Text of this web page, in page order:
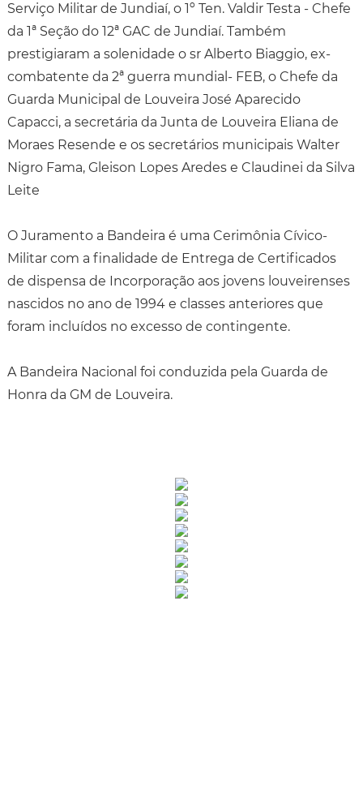
Serviço Militar de Jundiaí, o 1º Ten. Valdir Testa - Chefe
da 1ª Seção do 12ª GAC de Jundiaí. Também
prestigiaram a solenidade o sr Alberto Biaggio, ex-
combatente da 2ª guerra mundial- FEB, o Chefe da
Guarda Municipal de Louveira José Aparecido
Capacci, a secretária da Junta de Louveira Eliana de
Moraes Resende e os secretários municipais Walter
Nigro Fama, Gleison Lopes Aredes e Claudinei da Silva
Leite
O Juramento a Bandeira é uma Cerimônia Cívico-
Militar com a finalidade de Entrega de Certificados
de dispensa de Incorporação aos jovens louveirenses
nascidos no ano de 1994 e classes anteriores que
foram incluídos no excesso de contingente.
A Bandeira Nacional foi conduzida pela Guarda de
Honra da GM de Louveira.